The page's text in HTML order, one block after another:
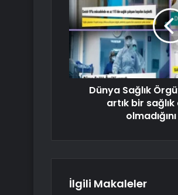
Dünya Sağlık
artık bir
İlgili Makaleler